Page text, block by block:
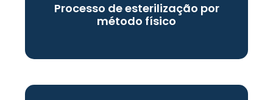
Processo de esterilização por
método físico